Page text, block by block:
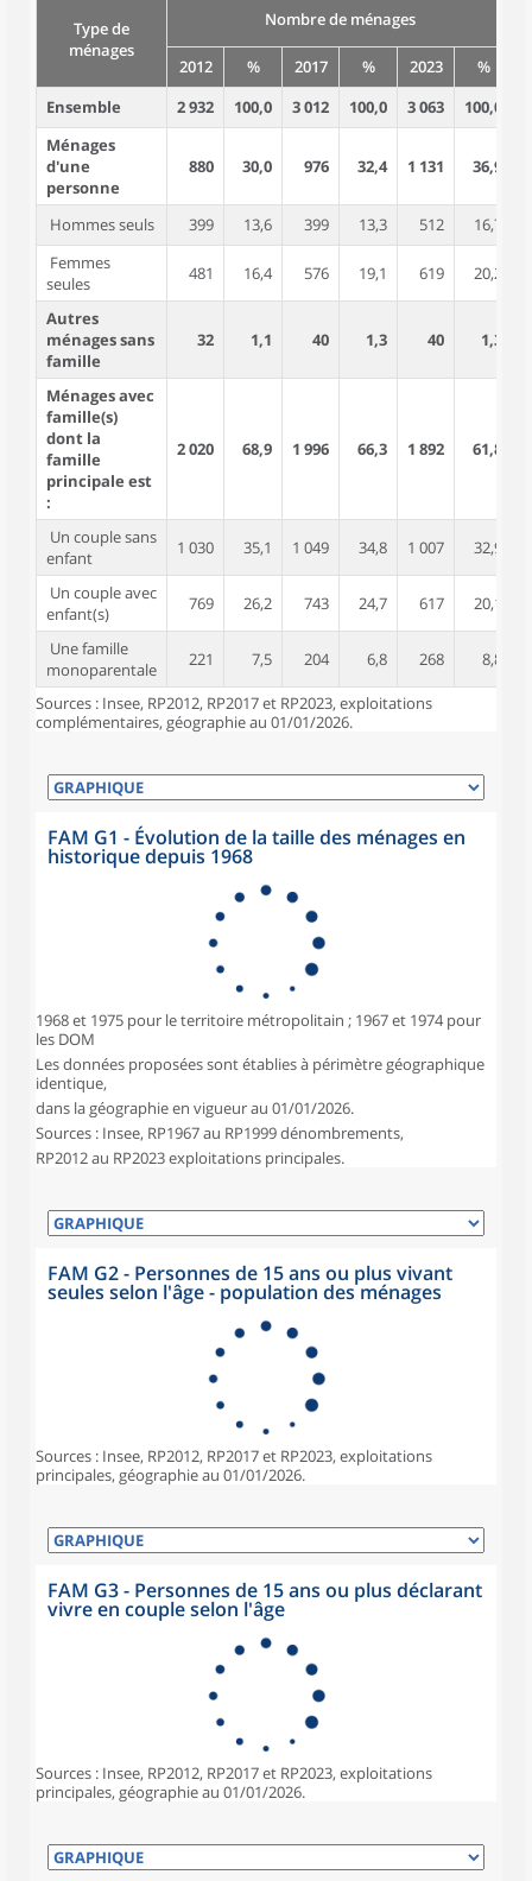
Type de
ménages
Nombre de ménages
2012 % 2017 % 2023 %
Ensemble
2 932 100,0 3 012 100,0 3 063 100,0
Ménages
d'une
personne
880 30,0 976 32,4 1 131 36,9
Hommes seuls 399 13,6 399 13,3 512
16,7
Femmes
seules
481 16,4 576 19,1 619 20,2
Autres
ménages sans
famille
32 1,1 40 1,3 40 1,3
Ménages avec
famille(s)
dont la
famille
principale est
:
2 020 68,9 1 996 66,3 1 892 61,8
Un couple sans
enfant
1 030 35,1 1 049 34,8 1 007 32,9
Un couple avec
enfant(s)
769 26,2 743 24,7 617 20,1
Une famille
monoparentale
221 7,5 204 6,8 268 8,8
Sources : Insee, RP2012, RP2017 et RP2023, exploitations
complémentaires, géographie au 01/01/2026.
FAM G1 - Évolution de la taille des ménages en
historique depuis 1968
1968 et 1975 pour le territoire métropolitain ; 1967 et 1974 pour
les DOM
Les données proposées sont établies à périmètre géographique
identique,
dans la géographie en vigueur au 01/01/2026.
Sources : Insee, RP1967 au RP1999 dénombrements,
RP2012 au RP2023 exploitations principales.
FAM G2 - Personnes de 15 ans ou plus vivant
seules selon l'âge - population des ménages
Sources : Insee, RP2012, RP2017 et RP2023, exploitations
principales, géographie au 01/01/2026.
FAM G3 - Personnes de 15 ans ou plus déclarant
vivre en couple selon l'âge
Sources : Insee, RP2012, RP2017 et RP2023, exploitations
principales, géographie au 01/01/2026.